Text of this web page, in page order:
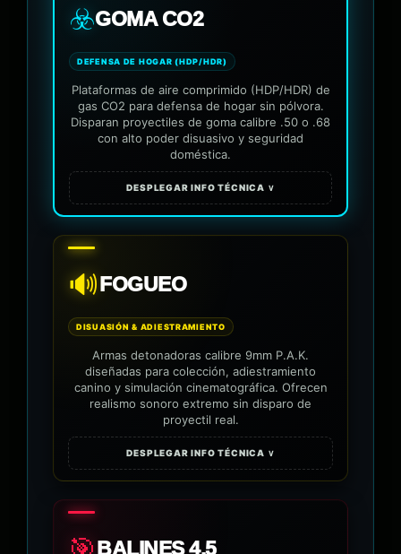
☣️GOMA CO2
DEFENSA DE HOGAR (HDP/HDR)
Plataformas de aire comprimido (HDP/HDR) de
gas CO2 para defensa de hogar sin pólvora.
Disparan proyectiles de goma calibre .50 o .68
con alto poder disuasivo y seguridad
doméstica.
DESPLEGAR INFO TÉCNICA ∨
🔊 FOGUEO
DISUASIÓN & ADIESTRAMIENTO
Armas detonadoras calibre 9mm P.A.K.
diseñadas para colección, adiestramiento
canino y simulación cinematográfica. Ofrecen
realismo sonoro extremo sin disparo de
proyectil real.
DESPLEGAR INFO TÉCNICA ∨
BALINES 4.5